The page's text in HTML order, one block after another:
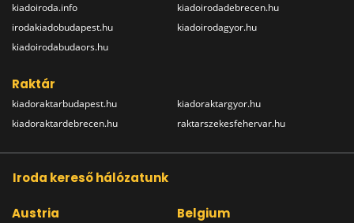
kiadoiroda.info
irodakiadobudapest.hu
kiadoirodabudaors.hu
kiadoirodadebrecen.hu
kiadoirodagyor.hu
Raktár
kiadoraktarbudapest.hu
kiadoraktardebrecen.hu
kiadoraktargyor.hu
raktarszekesfehervar.hu
Iroda kereső hálózatunk
Austria Belgium